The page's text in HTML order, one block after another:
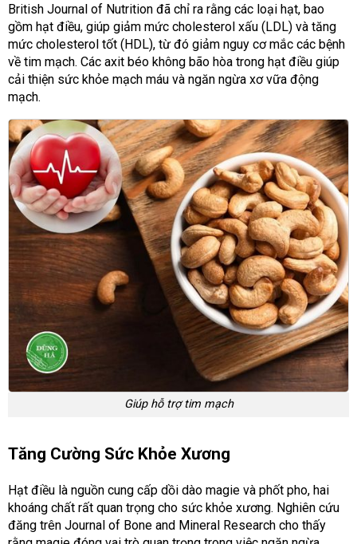
British Journal of Nutrition đã chỉ ra rằng các loại hạt, bao
gồm hạt điều, giúp giảm mức cholesterol xấu (LDL) và tăng
mức cholesterol tốt (HDL), từ đó giảm nguy cơ mắc các bệnh
về tim mạch. Các axit béo không bão hòa trong hạt điều giúp
cải thiện sức khỏe mạch máu và ngăn ngừa xơ vữa động
mạch.
Giúp hỗ trợ tim mạch
Tăng Cường Sức Khỏe Xương
Hạt điều là nguồn cung cấp dồi dào magie và phốt pho, hai
khoáng chất rất quan trọng cho sức khỏe xương. Nghiên cứu
đăng trên Journal of Bone and Mineral Research cho thấy